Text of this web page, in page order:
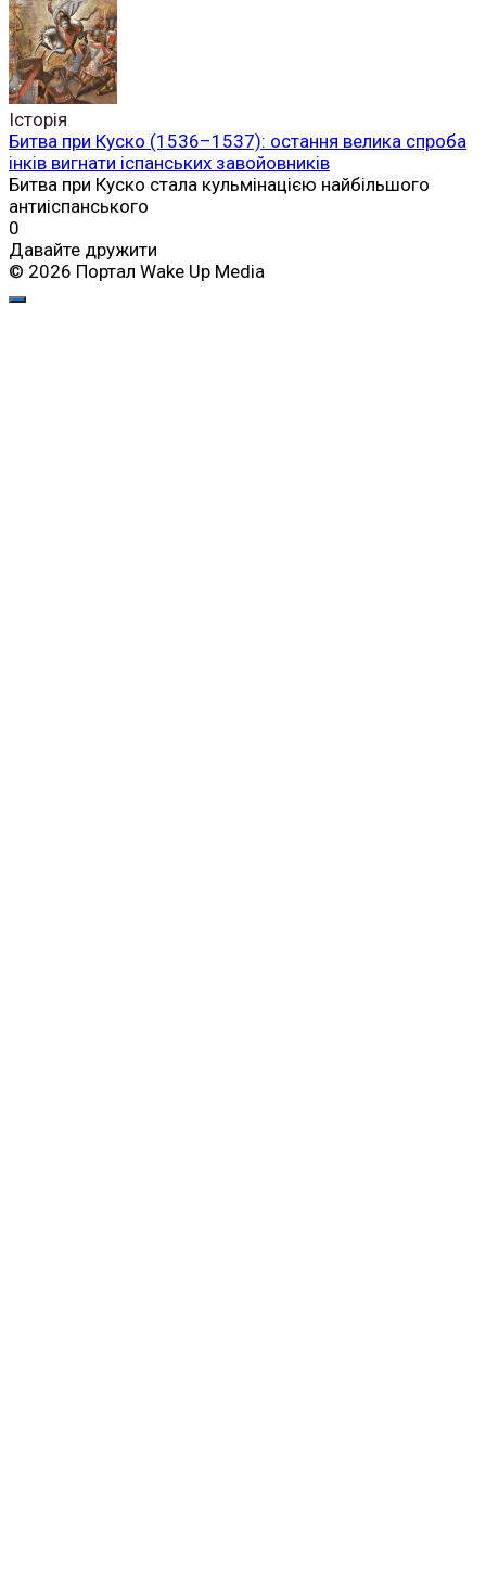
Історія
Битва при Куско (1536–1537): остання велика спроба
інків вигнати іспанських завойовників
Битва при Куско стала кульмінацією найбільшого
антиіспанського
0
Давайте дружити
© 2026 Портал Wake Up Media